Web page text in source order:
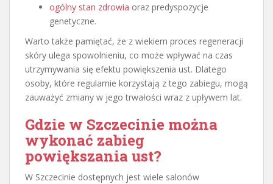
ogólny stan zdrowia oraz predyspozycje
genetyczne.
Warto także pamiętać, że z wiekiem proces regeneracji
skóry ulega spowolnieniu, co może wpływać na czas
utrzymywania się efektu powiększenia ust. Dlatego
osoby, które regularnie korzystają z tego zabiegu, mogą
zauważyć zmiany w jego trwałości wraz z upływem lat.
Gdzie w Szczecinie można
wykonać zabieg
powiększania ust?
W Szczecinie dostępnych jest wiele salonów